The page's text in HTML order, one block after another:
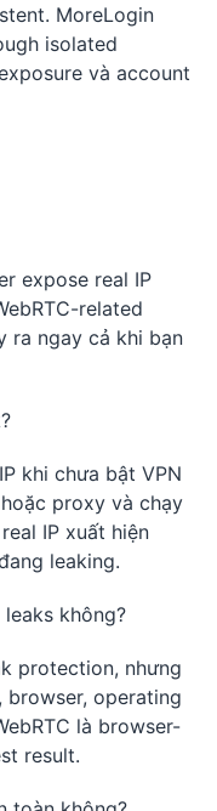
MoreLogin
isolated
và account
expose real IP
related
ra ngay cả khi bạn
khi chưa bật VPN
proxy và chạy
IP xuất hiện
leaking.
không?
protection, nhưng
browser, operating
là browser-
result.